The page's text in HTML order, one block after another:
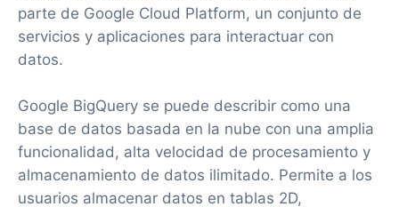
parte de Google Cloud Platform, un conjunto de
servicios y aplicaciones para interactuar con
datos.
Google BigQuery se puede describir como una
base de datos basada en la nube con una amplia
funcionalidad, alta velocidad de procesamiento y
almacenamiento de datos ilimitado. Permite a los
usuarios almacenar datos en tablas 2D,